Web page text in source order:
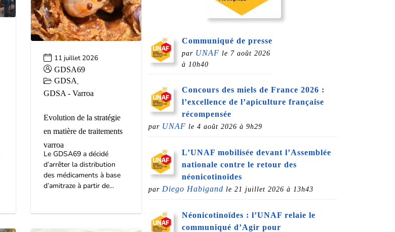
11 juillet 2026
GDSA69
GDSA,
GDSA - Varroa
Evolution de la stratégie
en matière de traitements
varroa
Le GDSA69 a décidé
d’arrêter la distribution
des médicaments à base
d’amitraze à partir de...
Communiqué de presse
par UNAF le 7 août 2026
à 10h40
Concours des miels de France 2026 :
l’excellence de l’apiculture française
récompensée
par UNAF le 4 août 2026 à 9h29
L’UNAF mobilisée devant l’Assemblée
nationale contre le retour des
néonicotinoïdes
par Diego Habigand le 21 juillet 2026 à 13h43
Néonicotinoïdes : l’UNAF relaie le
communiqué d’Agir pour